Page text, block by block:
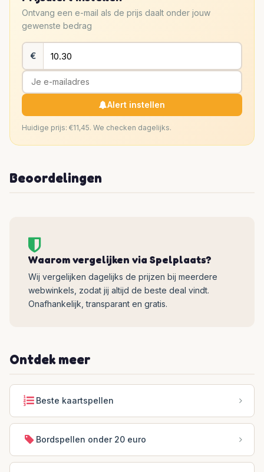
Ontvang een e-mail als de prijs daalt onder jouw
gewenste bedrag
€
Alert instellen
Huidige prijs: €11,45. We checken dagelijks.
Beoordelingen
Waarom vergelijken via Spelplaats?
Wij vergelijken dagelijks de prijzen bij meerdere
webwinkels, zodat jij altijd de beste deal vindt.
Onafhankelijk, transparant en gratis.
Ontdek meer
Beste kaartspellen
Bordspellen onder 20 euro